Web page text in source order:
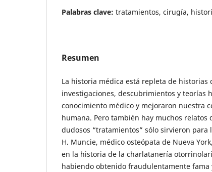
Palabras clave: tratamientos, cirugía,
Resumen
La historia médica está repleta de historias
investigaciones, descubrimientos y teorías
conocimiento médico y mejoraron nuestra
humana. Pero también hay muchos relatos
dudosos “tratamientos” sólo sirvieron para
H. Muncie, médico osteópata de Nueva
en la historia de la charlatanería
habiendo obtenido fraudulentamente